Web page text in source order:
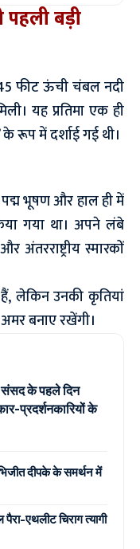
पहली बड़ी
फीट ऊंची चंबल नदी
यह प्रतिमा एक ही
रूप में दर्शाई गई थी।
पद्म भूषण और हाल ही में
गया था। अपने लंबे
अंतरराष्ट्रीय स्मारकों
लेकिन उनकी कृतियां
बनाए रखेंगी।
संसद के पहले दिन
प्रदर्शनकारियों के
दीपके के समर्थन में
एथलीट चिराग त्यागी